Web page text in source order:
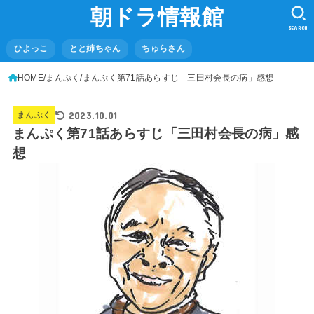
朝ドラ情報館
ひよっこ とと姉ちゃん ちゅらさん
SEARCH
HOME まんぷく まんぷく第71話あらすじ「三田村会長の病」感想
まんぷく 2023.10.01
まんぷく第71話あらすじ「三田村会長の病」感
想